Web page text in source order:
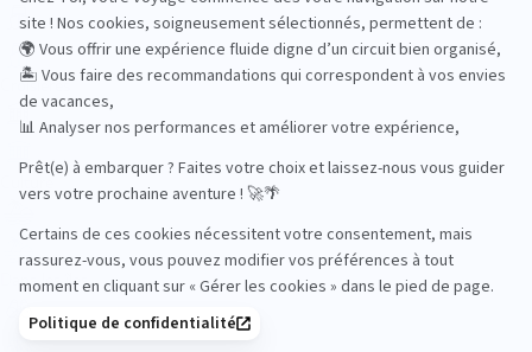
Croisières
Culture
Dans les îles